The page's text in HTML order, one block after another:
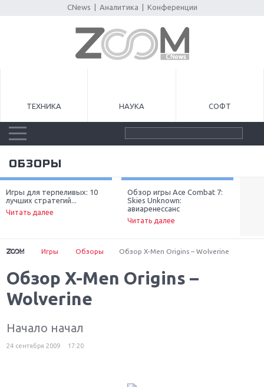
CNews Аналитика Конференции
ТЕХНИКА НАУКА СОФТ
ОБЗОРЫ
Игры для терпеливых: 10
лучших стратегий...
Читать далее
Обзор игры Ace Combat 7:
Skies Unknown:
авиаренессанс
Читать далее
Игры Обзоры Обзор X-Men Origins – Wolverine
Обзор X-Men Origins –
Wolverine
Начало начал
24 сентября 2009 17:20